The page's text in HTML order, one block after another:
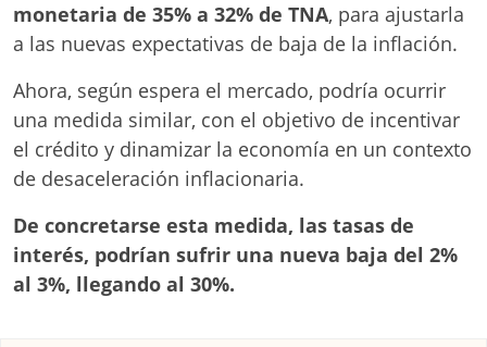
monetaria de 35% a 32% de TNA, para ajustarla
a las nuevas expectativas de baja de la inflación.
Ahora, según espera el mercado, podría ocurrir
una medida similar, con el objetivo de incentivar
el crédito y dinamizar la economía en un contexto
de desaceleración inflacionaria.
De concretarse esta medida, las tasas de
interés, podrían sufrir una nueva baja del 2%
al 3%, llegando al 30%.